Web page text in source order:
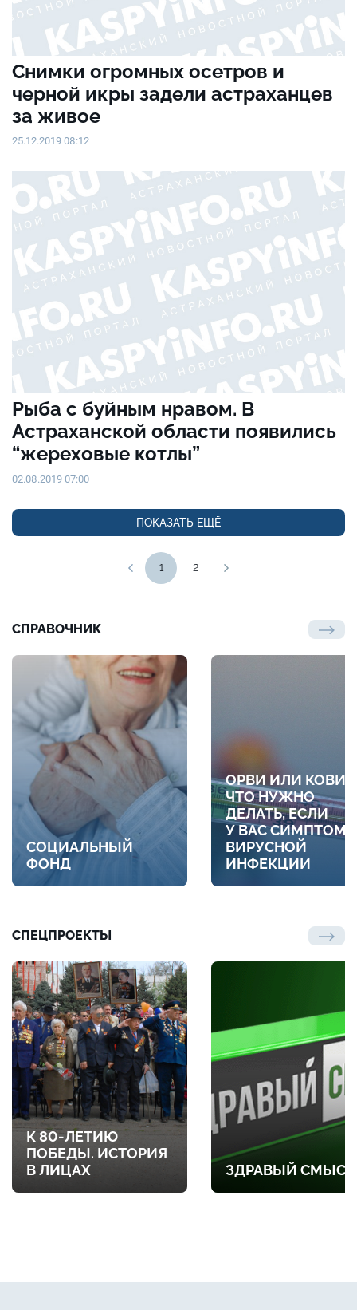
Снимки огромных осетров и
черной икры задели астраханцев
за живое
25.12.2019 08:12
Рыба с буйным нравом. В
Астраханской области появились
“жереховые котлы”
02.08.2019 07:00
ПОКАЗАТЬ ЕЩЁ
1 2
СПРАВОЧНИК
СОЦИАЛЬНЫЙ
ФОНД
ОРВИ ИЛИ
ЧТО НУЖНО
ДЕЛАТЬ, ЕСЛИ
У ВАС
ВИРУСНОЙ
ИНФЕКЦИИ
СПЕЦПРОЕКТЫ
К 80-ЛЕТИЮ
ПОБЕДЫ. ИСТОРИЯ
В ЛИЦАХ
ЗДРАВЫЙ СМЫСЛ